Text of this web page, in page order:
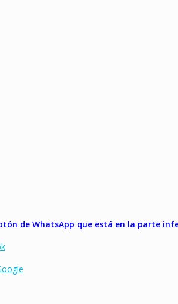
de WhatsApp que está en la parte